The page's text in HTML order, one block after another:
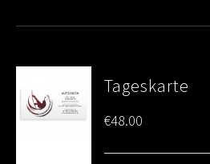
Tageskarte
€48.00